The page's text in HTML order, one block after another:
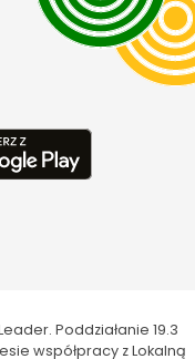
Poddziałanie 19.3
współpracy z Lokalną